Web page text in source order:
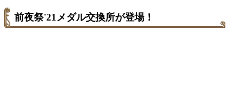
前夜祭'21メダル交換所が登場！